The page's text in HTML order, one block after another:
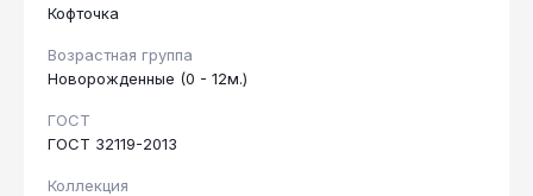
Кофточка
Возрастная группа
Новорожденные (0 - 12м.)
ГОСТ
ГОСТ 32119-2013
Коллекция